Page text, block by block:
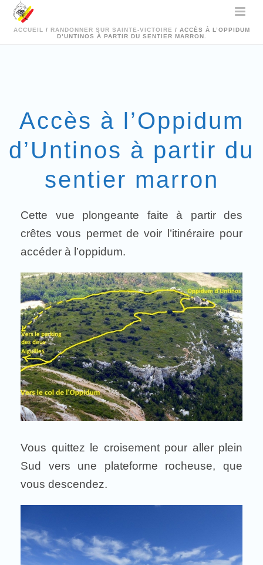
ACCUEIL / RANDONNER SUR SAINTE-VICTOIRE / ACCÈS À L’OPPIDUM
D’UNTINOS À PARTIR DU SENTIER MARRON.
Accès à l’Oppidum
d’Untinos à partir du
sentier marron
Cette vue plongeante faite à partir des
crêtes vous permet de voir l’itinéraire pour
accéder à l’oppidum.
Vous quittez le croisement pour aller plein
Sud vers une plateforme rocheuse, que
vous descendez.